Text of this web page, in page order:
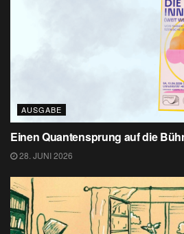
AUSGABE
Einen Quantensprung auf die
28. JUNI 2026